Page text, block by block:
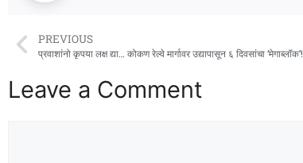
PREVIOUS
प्रवाशांनो कृपया लक्ष द्या… कोकण रेल्वे मार्गावर उद्यापासून ६ दिवसांचा ‘मेगाब्लॉक’!
Leave a Comment